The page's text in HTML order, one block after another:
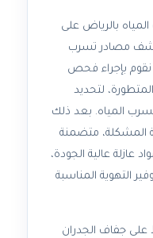
بالرياض على
كشف مصادر تسرب
نقوم بإجراء فحص
لتحديد
المياه. بعد ذلك
المشكلة، متضمنة
عازلة عالية الجودة،
التهوية المناسبة
على جفاف الجدران